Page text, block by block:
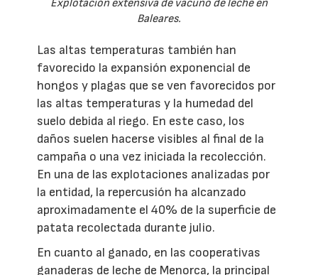
Explotación extensiva de vacuno de leche en
Baleares.
Las altas temperaturas también han
favorecido la expansión exponencial de
hongos y plagas que se ven favorecidos por
las altas temperaturas y la humedad del
suelo debida al riego. En este caso, los
daños suelen hacerse visibles al final de la
campaña o una vez iniciada la recolección.
En una de las explotaciones analizadas por
la entidad, la repercusión ha alcanzado
aproximadamente el 40% de la superficie de
patata recolectada durante julio.
En cuanto al ganado, en las cooperativas
ganaderas de leche de Menorca, la principal